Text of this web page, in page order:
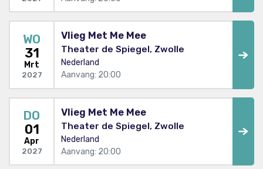
WO
31
Mrt
2027
Vlieg Met Me Mee
Theater de Spiegel, Zwolle
Nederland
Aanvang: 20:00
DO
01
Apr
2027
Vlieg Met Me Mee
Theater de Spiegel, Zwolle
Nederland
Aanvang: 20:00